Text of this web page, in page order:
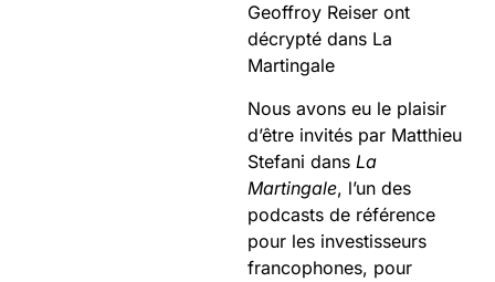
Geoffroy Reiser ont
décrypté dans La
Martingale
Nous avons eu le plaisir
d’être invités par Matthieu
Stefani dans La
Martingale, l’un des
podcasts de référence
pour les investisseurs
francophones, pour